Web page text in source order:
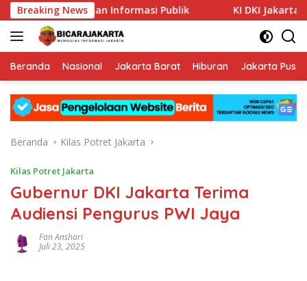
Langsung
ke
konten
Breaking News
Keterbukaan Informasi Publik KI DKI Jakarta : PT
Beranda Nasional Jakarta Barat Hiburan Jakarta Pusat
Beranda Kilas Potret Jakarta
Kilas Potret Jakarta
Gubernur DKI Jakarta Terima
Audiensi Pengurus PWI Jaya
Fan Anshari
Juli 23, 2025